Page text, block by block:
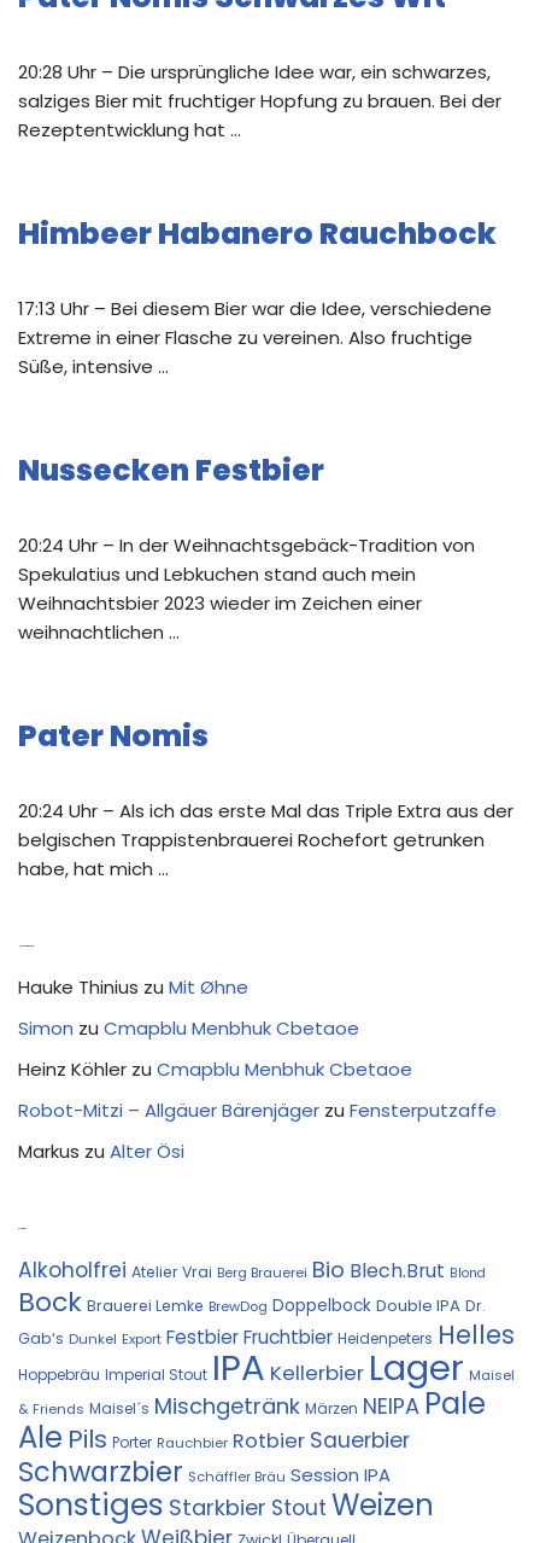
20:28 Uhr – Die ursprüngliche Idee war, ein schwarzes,
salziges Bier mit fruchtiger Hopfung zu brauen. Bei der
Rezeptentwicklung hat …
Himbeer Habanero Rauchbock
17:13 Uhr – Bei diesem Bier war die Idee, verschiedene
Extreme in einer Flasche zu vereinen. Also fruchtige
Süße, intensive …
Nussecken Festbier
20:24 Uhr – In der Weihnachtsgebäck-Tradition von
Spekulatius und Lebkuchen stand auch mein
Weihnachtsbier 2023 wieder im Zeichen einer
weihnachtlichen …
Pater Nomis
20:24 Uhr – Als ich das erste Mal das Triple Extra aus der
belgischen Trappistenbrauerei Rochefort getrunken
habe, hat mich …
Hauke Thinius zu Mit Øhne
Simon zu Cmapblu Menbhuk Cbetaoe
Heinz Köhler zu Cmapblu Menbhuk Cbetaoe
Robot-Mitzi – Allgäuer Bärenjäger zu Fensterputzaffe
Markus zu Alter Ösi
Alkoholfrei Atelier Vrai Berg Brauerei Bio Blech.Brut Blond
Bock Brauerei Lemke BrewDog Doppelbock Double IPA Dr.
Gab‘s Dunkel Export FestbierFruchtbier Heidenpeters Helles
Hoppebräu Imperial Stout IPA Kellerbier Lager Maisel
& Friends Maisel´s Mischgetränk Märzen NEIPA Pale
Ale Pils Porter Rauchbier Rotbier Sauerbier
Schwarzbier Schäffler Bräu Session IPA
Sonstiges Starkbier Stout Weizen